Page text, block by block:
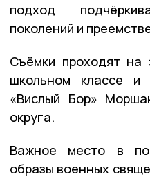
подход
поколений и
Съёмки проходят на
школьном классе и
«Вислый Бор»
округа.
Важное место в
образы военных